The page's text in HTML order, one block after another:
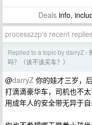
Dealsinfo,
processzzp's recent
Replied to a topic by darryZ ›
吗？（该不该买车？）
@darryZ 你的娃才三岁，
打滴滴豪华车，司机也不
用成年人的安全带无异于